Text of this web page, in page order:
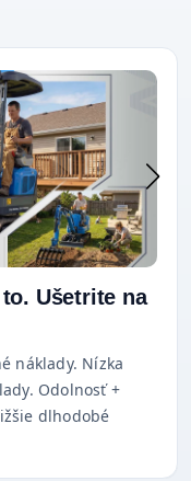
Ušetrite na
náklady. Nízka
Odolnosť +
dlhodobé